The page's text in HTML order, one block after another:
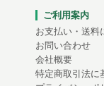
ご利用案内
お支払い・送料
お問い合わせ
会社概要
特定商取引法に